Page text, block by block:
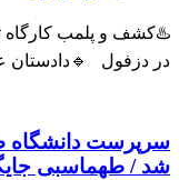
و پلمب کارگاه تولید
🔹دادستان
دانشگاه
طهماسبی جایگزین